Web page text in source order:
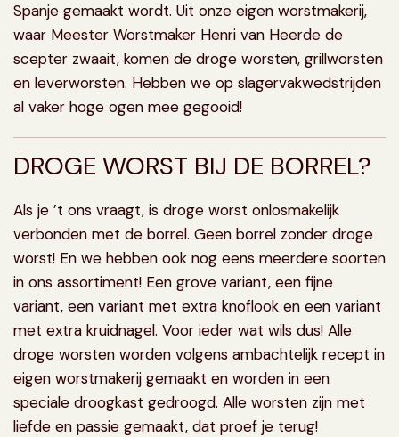
Spanje gemaakt wordt. Uit onze eigen worstmakerij,
waar Meester Worstmaker Henri van Heerde de
scepter zwaait, komen de droge worsten, grillworsten
en leverworsten. Hebben we op slagervakwedstrijden
al vaker hoge ogen mee gegooid!
DROGE WORST BIJ DE BORREL?
Als je ’t ons vraagt, is droge worst onlosmakelijk
verbonden met de borrel. Geen borrel zonder droge
worst! En we hebben ook nog eens meerdere soorten
in ons assortiment! Een grove variant, een fijne
variant, een variant met extra knoflook en een variant
met extra kruidnagel. Voor ieder wat wils dus! Alle
droge worsten worden volgens ambachtelijk recept in
eigen worstmakerij gemaakt en worden in een
speciale droogkast gedroogd. Alle worsten zijn met
liefde en passie gemaakt, dat proef je terug!